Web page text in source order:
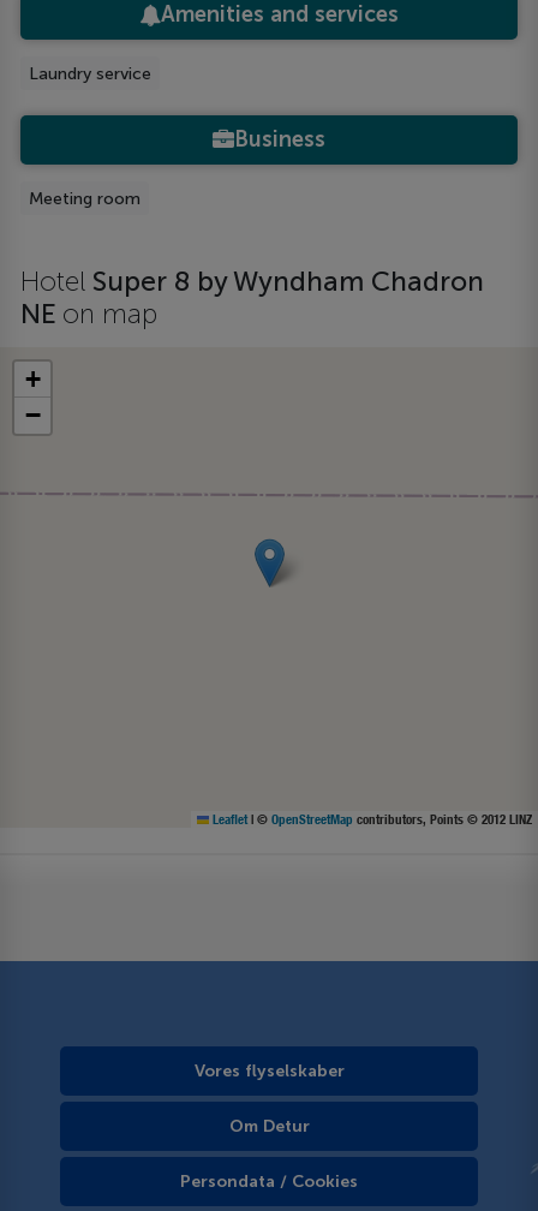
Amenities and services
Laundry service
Business
Meeting room
Hotel Super 8 by Wyndham Chadron
NE on map
+
−
Leaflet | © OpenStreetMap contributors, Points © 2012 LINZ
Vores flyselskaber
Om Detur
Persondata / Cookies